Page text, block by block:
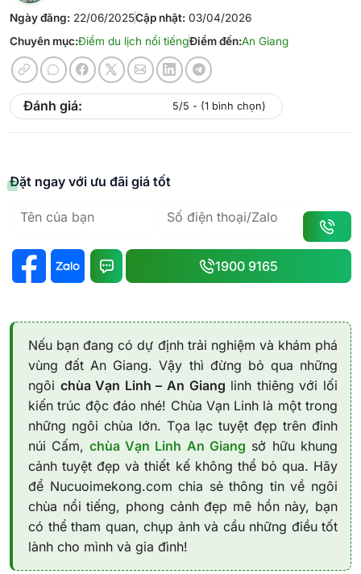
Ngày đăng: 22/06/2025Cập nhật: 03/04/2026
Chuyên mục:Điểm du lịch nổi tiếngĐiểm đến:An Giang
Đánh giá: 5/5 - (1 bình chọn)
Đặt ngay với ưu đãi giá tốt
1900 9165
Nếu bạn đang có dự định trải nghiệm và khám phá
vùng đất An Giang. Vậy thì đừng bỏ qua những
ngôi chùa Vạn Linh – An Giang linh thiêng với lối
kiến ​​trúc độc đáo nhé! Chùa Vạn Linh là một trong
những ngôi chùa lớn. Tọa lạc tuyệt đẹp trên đỉnh
núi Cấm, chùa Vạn Linh An Giang sở hữu khung
cảnh tuyệt đẹp và thiết kế không thể bỏ qua. Hãy
để Nucuoimekong.com chia sẻ thông tin về ngôi
chùa nổi tiếng, phong cảnh đẹp mê hồn này, bạn
có thể tham quan, chụp ảnh và cầu những điều tốt
lành cho mình và gia đình!